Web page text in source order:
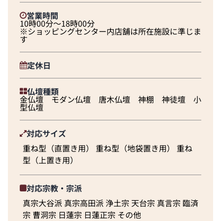
営業時間
10時00分～18時00分
※ショッピングセンター内店舗は所在施設に準じま
す
定休日
仏壇種類
金仏壇 モダン仏壇 唐木仏壇 神棚 神徒壇 小
型仏壇
対応サイズ
重ね型（直置き用） 重ね型（地袋置き用） 重ね
型（上置き用）
対応宗教・宗派
真宗大谷派 真宗高田派 浄土宗 天台宗 真言宗 臨済
宗 曹洞宗 日蓮宗 日蓮正宗 その他